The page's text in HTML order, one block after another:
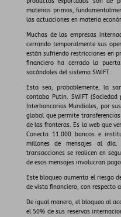
materias primas,
las actuaciones en materia
Muchas de las empresas
cerrando temporalmente sus
están sufriendo restricciones en
financiero ha cerrado la
sacándoles del sistema SWIFT.
Esta sea, probablemente, la
contaba Putin. SWIFT
Interbancarias Mundiales, por
global que permite
de las fronteras. Es la web que
Conecta 11.000 bancos e
millones de mensajes al
transacciones se realicen en
de esos mensajes involucran
Este bloqueo aumenta el riesgo
de vista financiero, con respecto
De igual manera, el bloqueo al
el 50% de sus reservas